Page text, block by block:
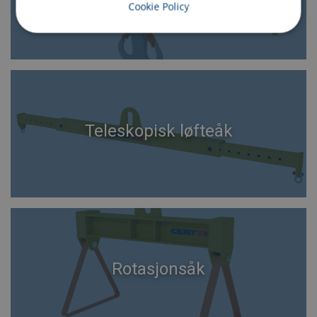
Teleskopisk løfteåk
Rotasjonsåk
Cookie Policy